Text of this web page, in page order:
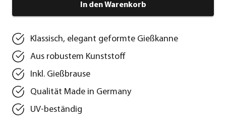
In den Warenkorb
Klassisch, elegant geformte Gießkanne
Aus robustem Kunststoff
Inkl. Gießbrause
Qualität Made in Germany
UV-beständig